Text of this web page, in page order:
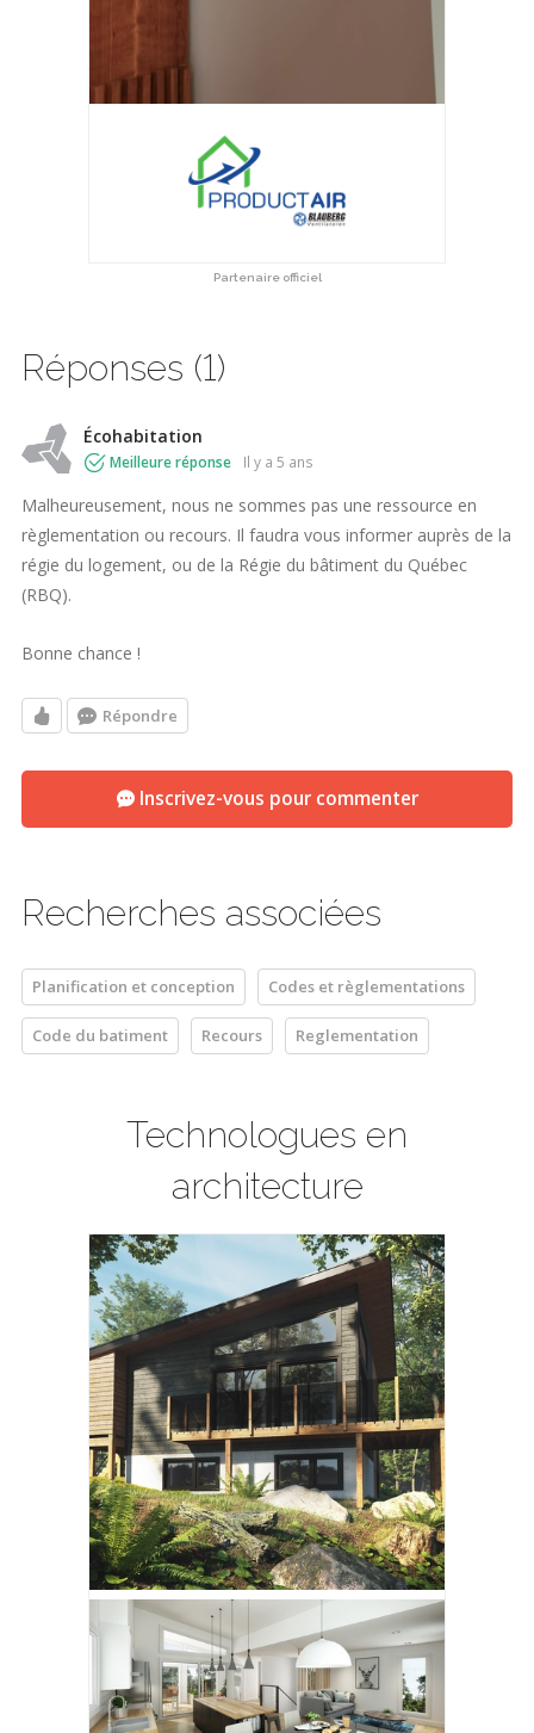
Partenaire officiel
Réponses (1)
Écohabitation
Meilleure réponse il y a 5 ans
Malheureusement, nous ne sommes pas une ressource en
règlementation ou recours. Il faudra vous informer auprès de la
régie du logement, ou de la Régie du bâtiment du Québec
(RBQ).
Bonne chance !
Répondre
Inscrivez-vous pour commenter
Recherches associées
Planification et conception Codes et règlementations
Code du batiment Recours Reglementation
Technologues en
architecture